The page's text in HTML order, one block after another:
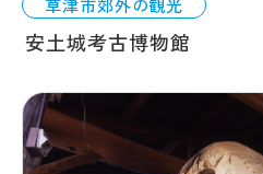
草津市郊外の観光
安土城考古博物館